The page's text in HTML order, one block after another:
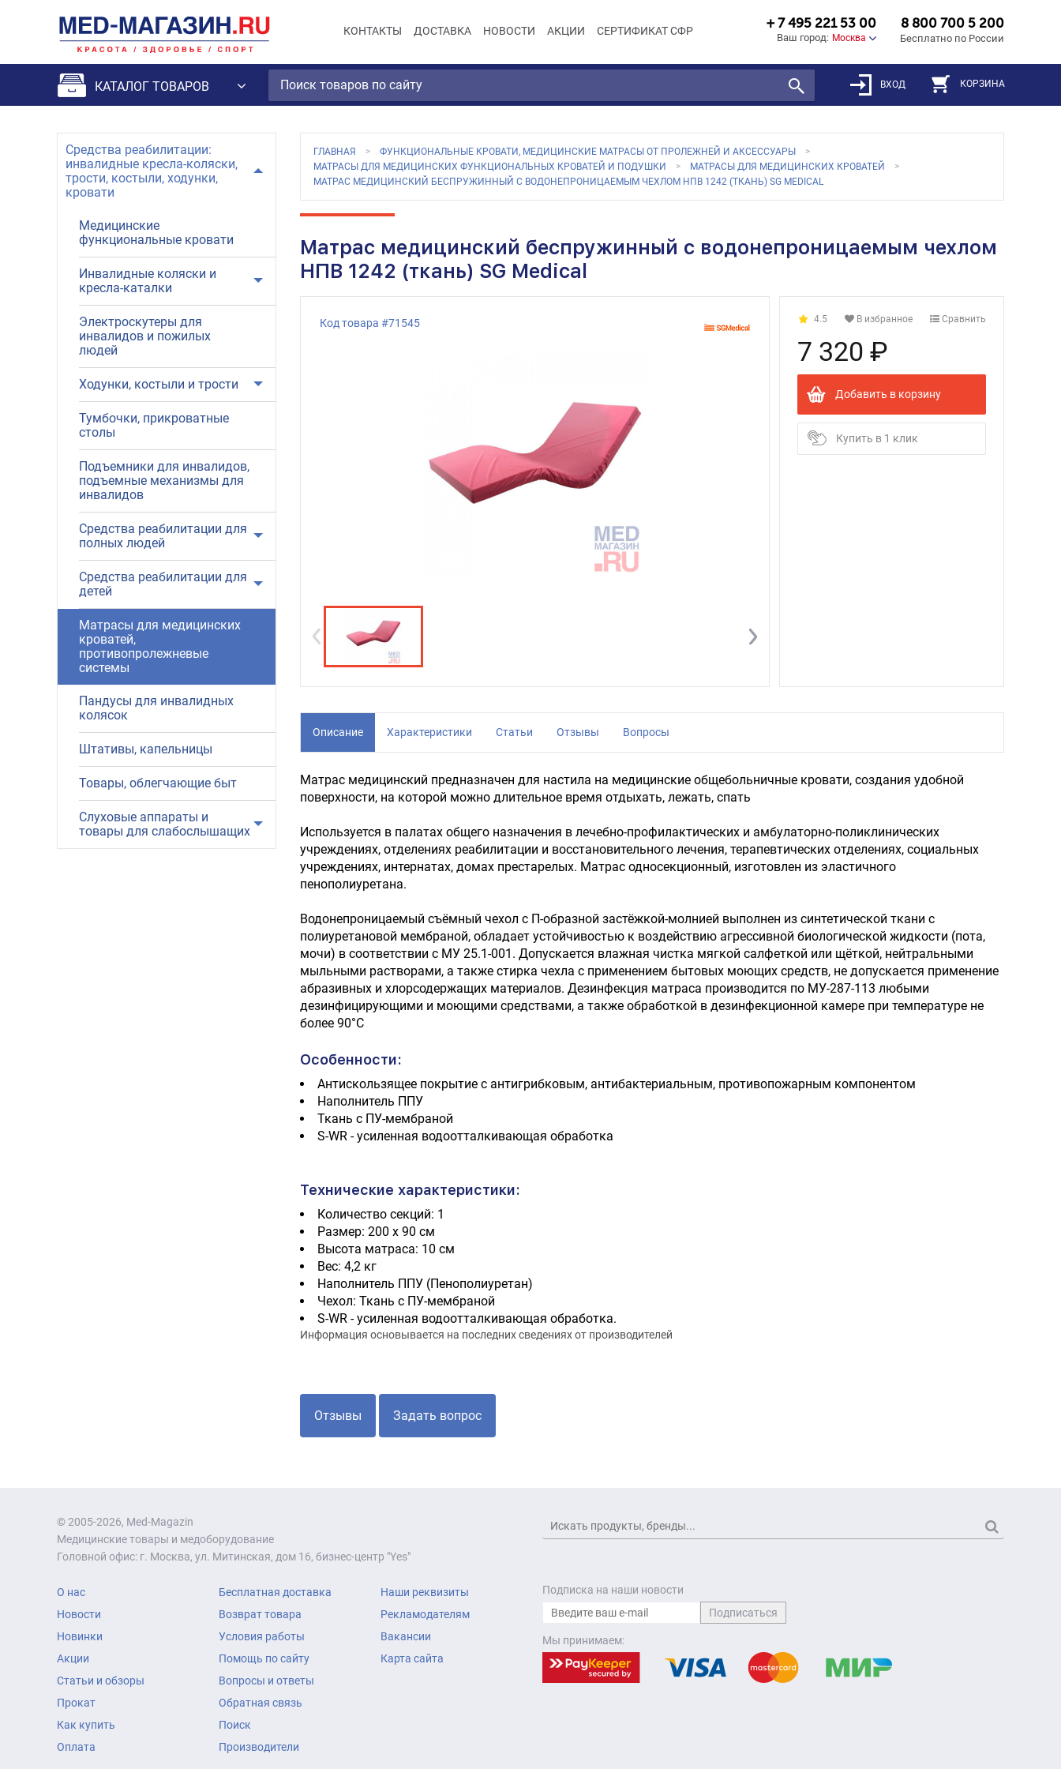
КОНТАКТЫ ДОСТАВКА НОВОСТИ АКЦИИ СЕРТИФИКАТ СФР
+ 7 495 221 53 00
Ваш город: Москва
8 800 700 5 200
Бесплатно по России
КАТАЛОГ ТОВАРОВ ВХОД КОРЗИНА
Средства реабилитации:
инвалидные кресла-коляски,
трости, костыли, ходунки,
кровати
Медицинские
функциональные кровати
Инвалидные коляски и
кресла-каталки
Электроскутеры для
инвалидов и пожилых
людей
Ходунки, костыли и трости
Тумбочки, прикроватные
столы
Подъемники для инвалидов,
подъемные механизмы для
инвалидов
Средства реабилитации для
полных людей
Средства реабилитации для
детей
Матрасы для медицинских
кроватей,
противопролежневые
системы
Пандусы для инвалидных
колясок
Штативы, капельницы
Товары, облегчающие быт
Слуховые аппараты и
товары для слабослышащих
ГЛАВНАЯ
ФУНКЦИОНАЛЬНЫЕ КРОВАТИ, МЕДИЦИНСКИЕ МАТРАСЫ ОТ ПРОЛЕЖНЕЙ И АКСЕССУАРЫ
МАТРАСЫ ДЛЯ МЕДИЦИНСКИХ ФУНКЦИОНАЛЬНЫХ КРОВАТЕЙ И ПОДУШКИ
МАТРАСЫ ДЛЯ МЕДИЦИНСКИХ КРОВАТЕЙ
МАТРАС МЕДИЦИНСКИЙ БЕСПРУЖИННЫЙ С ВОДОНЕПРОНИЦАЕМЫМ ЧЕХЛОМ НПВ 1242 (ТКАНЬ) SG MEDICAL
Матрас медицинский беспружинный с водонепроницаемым чехлом
НПВ 1242 (ткань) SG Medical
Код товара #71545 4.5 В избранное Сравнить
7 320 ₽
Добавить в корзину
Купить в 1 клик
Описание Характеристики Статьи Отзывы Вопросы
Матрас медицинский предназначен для настила на медицинские общебольничные кровати, создания удобной
поверхности, на которой можно длительное время отдыхать, лежать, спать
Используется в палатах общего назначения в лечебно-профилактических и амбулаторно-поликлинических
учреждениях, отделениях реабилитации и восстановительного лечения, терапевтических отделениях, социальных
учреждениях, интернатах, домах престарелых. Матрас односекционный, изготовлен из эластичного
пенополиуретана.
Водонепроницаемый съёмный чехол с П-образной застёжкой-молнией выполнен из синтетической ткани с
полиуретановой мембраной, обладает устойчивостью к воздействию агрессивной биологической жидкости (пота,
мочи) в соответствии с МУ 25.1-001. Допускается влажная чистка мягкой салфеткой или щёткой, нейтральными
мыльными растворами, а также стирка чехла с применением бытовых моющих средств, не допускается применение
абразивных и хлорсодержащих материалов. Дезинфекция матраса производится по МУ-287-113 любыми
дезинфицирующими и моющими средствами, а также обработкой в дезинфекционной камере при температуре не
более 90°C
Особенности:
Антискользящее покрытие с антигрибковым, антибактериальным, противопожарным компонентом
Наполнитель ППУ
Ткань с ПУ-мембраной
S-WR - усиленная водоотталкивающая обработка
Технические характеристики:
Количество секций: 1
Размер: 200 х 90 см
Высота матраса: 10 см
Вес: 4,2 кг
Наполнитель ППУ (Пенополиуретан)
Чехол: Ткань с ПУ-мембраной
S-WR - усиленная водоотталкивающая обработка.
Информация основывается на последних сведениях от производителей
Отзывы Задать вопрос
© 2005-2026, Med-Magazin
Медицинские товары и медоборудование
Головной офис: г. Москва, ул. Митинская, дом 16, бизнес-центр "Yes"
О нас
Новости
Новинки
Акции
Статьи и обзоры
Прокат
Как купить
Оплата
Бесплатная доставка
Возврат товара
Условия работы
Помощь по сайту
Вопросы и ответы
Обратная связь
Поиск
Производители
Наши реквизиты
Рекламодателям
Вакансии
Карта сайта
Подписка на наши новости
Мы принимаем: